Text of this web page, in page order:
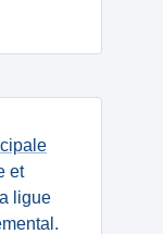
et
ligue